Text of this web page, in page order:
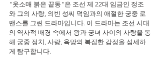
"옷소매 붉은 끝동"은 조선 제 22대 임금인 정조
와 그의 사랑, 의빈 성씨 덕임과의 애절한 궁중 로
맨스를 그린 드라마입니다. 이 드라마는 조선 시대
의 역사적 배경 속에서 왕과 궁녀 사이의 사랑을 통
해 궁중 정치, 사랑, 욕망의 복잡한 감정을 섬세하
게 탐구합니다.